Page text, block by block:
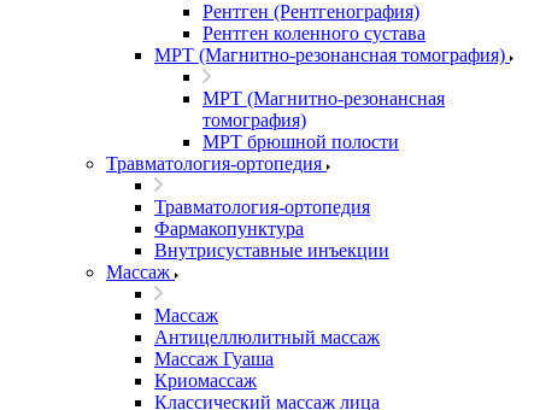
Рентген (Рентгенография)
Рентген коленного сустава
МРТ (Магнитно-резонансная томография)
МРТ (Магнитно-резонансная
томография)
МРТ брюшной полости
Травматология-ортопедия
Травматология-ортопедия
Фармакопунктура
Внутрисуставные инъекции
Массаж
Массаж
Антицеллюлитный массаж
Массаж Гуаша
Криомассаж
Классический массаж лица